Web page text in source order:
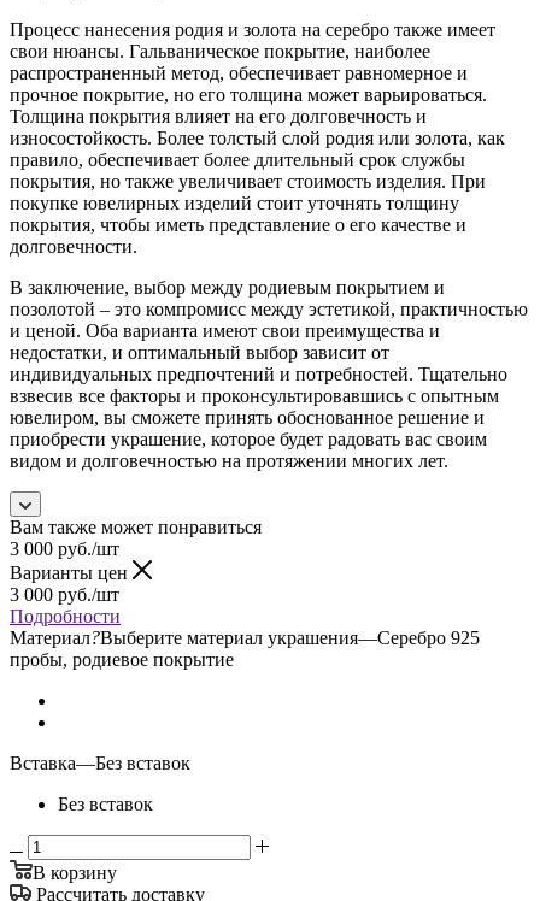
Процесс нанесения родия и золота на серебро также имеет
свои нюансы. Гальваническое покрытие, наиболее
распространенный метод, обеспечивает равномерное и
прочное покрытие, но его толщина может варьироваться.
Толщина покрытия влияет на его долговечность и
износостойкость. Более толстый слой родия или золота, как
правило, обеспечивает более длительный срок службы
покрытия, но также увеличивает стоимость изделия. При
покупке ювелирных изделий стоит уточнять толщину
покрытия, чтобы иметь представление о его качестве и
долговечности.
В заключение, выбор между родиевым покрытием и
позолотой – это компромисс между эстетикой, практичностью
и ценой. Оба варианта имеют свои преимущества и
недостатки, и оптимальный выбор зависит от
индивидуальных предпочтений и потребностей. Тщательно
взвесив все факторы и проконсультировавшись с опытным
ювелиром, вы сможете принять обоснованное решение и
приобрести украшение, которое будет радовать вас своим
видом и долговечностью на протяжении многих лет.
Вам также может понравиться
3 000 руб./шт
Варианты цен
3 000 руб./шт
Подробности
Материал?Выберите материал украшения—Серебро 925
пробы, родиевое покрытие
Вставка—Без вставок
Без вставок
В корзину
Рассчитать доставку